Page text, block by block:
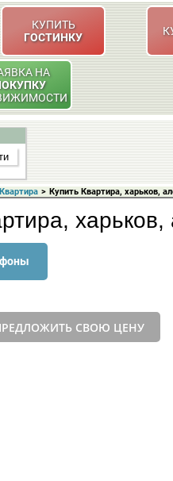
КУПИТЬ
ГОСТИНКУ
НА
> Купить Квартира, харьков,
харьков,
СВОЮ ЦЕНУ